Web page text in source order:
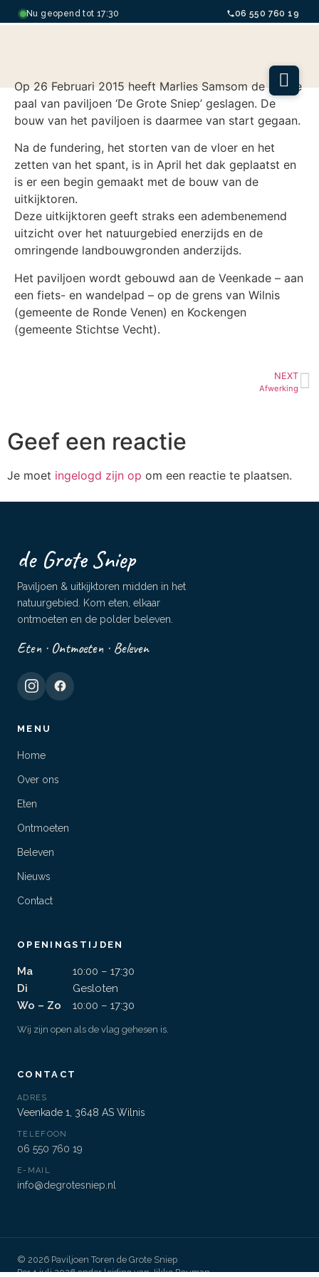
Nu geopend tot 17:30 06 550 760 19
Op 26 Februari 2015 heeft Marlies Samsom de eerste
paal van paviljoen ‘De Grote Sniep’ geslagen. De
bouw van het paviljoen is daarmee van start gegaan.
Na de fundering, het storten van de vloer en het
zetten van het spant, is in April het dak geplaatst en
is er een begin gemaakt met de bouw van de
uitkijktoren.
Deze uitkijktoren geeft straks een adembenemend
uitzicht over het natuurgebied enerzijds en de
omringende landbouwgronden anderzijds.
Het paviljoen wordt gebouwd aan de Veenkade – aan
een fiets- en wandelpad – op de grens van Wilnis
(gemeente de Ronde Venen) en Kockengen
(gemeente Stichtse Vecht).
NEXT
Afwerking
Geef een reactie
Je moet ingelogd zijn op om een reactie te plaatsen.
de Grote Sniep
Paviljoen & uitkijktoren midden in het
natuurgebied. Kom eten, elkaar
ontmoeten en de polder beleven.
Eten · Ontmoeten · Beleven
MENU
Home
Over ons
Eten
Ontmoeten
Beleven
Nieuws
Contact
OPENINGSTIJDEN
Ma
10:00 – 17:30
Di
Gesloten
Wo – Zo
10:00 – 17:30
Wij zijn open als de vlag gehesen is.
CONTACT
ADRES
Veenkade 1, 3648 AS Wilnis
TELEFOON
06 550 760 19
E-MAIL
info@degrotesniep.nl
© 2026 Paviljoen Toren de Grote Sniep
Per 1 juli 2026 onder leiding van Jikke Bouman